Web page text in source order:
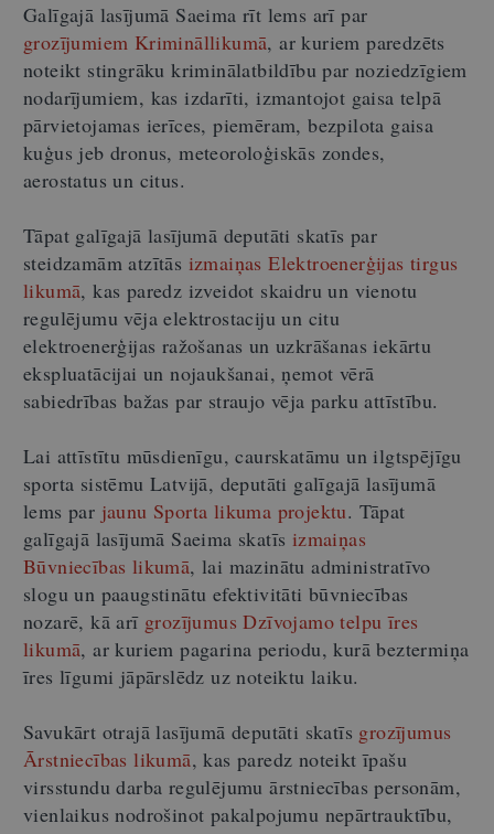
Galīgajā lasījumā Saeima rīt lems arī par
grozījumiem Krimināllikumā, ar kuriem paredzēts
noteikt stingrāku kriminālatbildību par noziedzīgiem
nodarījumiem, kas izdarīti, izmantojot gaisa telpā
pārvietojamas ierīces, piemēram, bezpilota gaisa
kuģus jeb dronus, meteoroloģiskās zondes,
aerostatus un citus.
Tāpat galīgajā lasījumā deputāti skatīs par
steidzamām atzītās izmaiņas Elektroenerģijas tirgus
likumā, kas paredz izveidot skaidru un vienotu
regulējumu vēja elektrostaciju un citu
elektroenerģijas ražošanas un uzkrāšanas iekārtu
ekspluatācijai un nojaukšanai, ņemot vērā
sabiedrības bažas par straujo vēja parku attīstību.
Lai attīstītu mūsdienīgu, caurskatāmu un ilgtspējīgu
sporta sistēmu Latvijā, deputāti galīgajā lasījumā
lems par jaunu Sporta likuma projektu. Tāpat
galīgajā lasījumā Saeima skatīs izmaiņas
Būvniecības likumā, lai mazinātu administratīvo
slogu un paaugstinātu efektivitāti būvniecības
nozarē, kā arī grozījumus Dzīvojamo telpu īres
likumā, ar kuriem pagarina periodu, kurā beztermiņa
īres līgumi jāpārslēdz uz noteiktu laiku.
Savukārt otrajā lasījumā deputāti skatīs grozījumus
Ārstniecības likumā, kas paredz noteikt īpašu
virsstundu darba regulējumu ārstniecības personām,
vienlaikus nodrošinot pakalpojumu nepārtrauktību,